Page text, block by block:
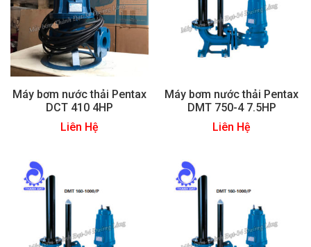
Máy bơm nước thải Pentax
DCT 410 4HP
Liên Hệ
Máy bơm nước thải Pentax
DMT 750-4 7.5HP
Liên Hệ